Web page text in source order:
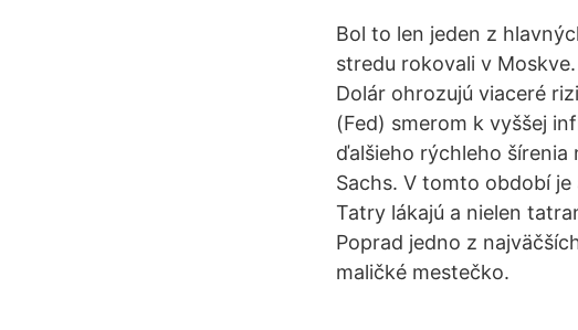
Bol to len jeden z
stredu rokovali v
Dolár ohrozujú viaceré
(Fed) smerom k vyššej
ďalšieho rýchleho šírenia
Sachs. V tomto období
Tatry lákajú a nielen
Poprad jedno z
maličké mestečko.